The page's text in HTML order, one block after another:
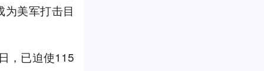
美军打击目
，已迫使115